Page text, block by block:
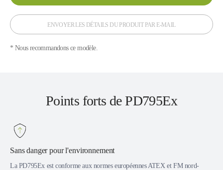
ENVOYER LES DÉTAILS DU PRODUIT PAR E-MAIL
* Nous recommandons ce modèle.
Points forts de PD795Ex
Sans danger pour l'environnement
La PD795Ex est conforme aux normes européennes ATEX et FM nord-